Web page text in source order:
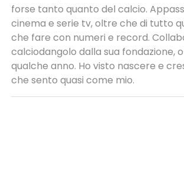
forse tanto quanto del calcio.
cinema e serie tv, oltre che di tutto
che fare con numeri e record.
calciodangolo dalla sua fondazione,
qualche anno. Ho visto nascere e
che sento quasi come mio.